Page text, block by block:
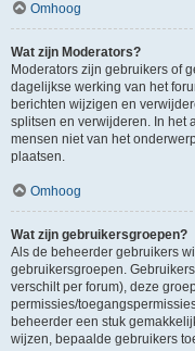
Omhoog
Wat zijn Moderators?
Moderators zijn gebruikers of
dagelijkse werking van het
berichten wijzigen en
splitsen en verwijderen. In het
mensen niet van het
plaatsen.
Omhoog
Wat zijn gebruikersgroepen?
Als de beheerder gebruikers
gebruikersgroepen.
verschilt per forum), deze
permissies/
beheerder een stuk
wijzen, bepaalde gebruikers